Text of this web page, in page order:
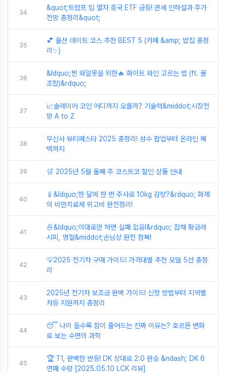
34
&quot;트럼프 입 열자 중국 ETF 급등! 관세 인하설과 주가
전망 총정리&quot;
35
💕 울산 데이트 코스 추천 BEST 5 (카페 &amp; 밥집 총정
리✨)
36
&ldquo;찐 와알못을 위한🔥 화이트 와인 고르는 법 (ft. 꿀
조합)&rdquo;
37
📈솔레이어 코인 어디까지 오를까? 기술력&middot;시장전
망 A to Z
38
무신사 뷰티페스타 2025 총정리! 성수 팝업부터 온라인 혜
택까지
39 🛒 2025년 5월 둘째 주 코스트코 할인 상품 안내
40
💉&ldquo;한 달에 한 번 주사로 10kg 감량?&rdquo; 화제
의 비만치료제 위고비 완전정리!
41
🍜&ldquo;이대로만 하면 실패 없음!&rdquo; 잡채 황금레
시피, 명절&middot;손님상 완전 정복!
42
💡2025 전기차 구매 가이드! 가격대별 추천 모델 5선 총정
리
43
2025년 전기차 보조금 완벽 가이드! 신청 방법부터 지역별
차등 지원까지 총정리
44
😴 나이 들수록 잠이 줄어드는 진짜 이유는? 호르몬 변화
로 보는 수면의 과학
45
🏆 T1, 완벽한 반등! DK 상대로 2:0 완승 &ndash; DK 6
연패 수렁 [2025.05.10 LCK 리뷰]